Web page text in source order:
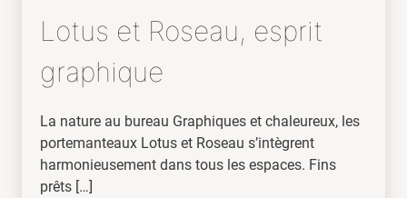
Lotus et Roseau, esprit
graphique
La nature au bureau Graphiques et chaleureux, les
portemanteaux Lotus et Roseau s’intègrent
harmonieusement dans tous les espaces. Fins
prêts […]